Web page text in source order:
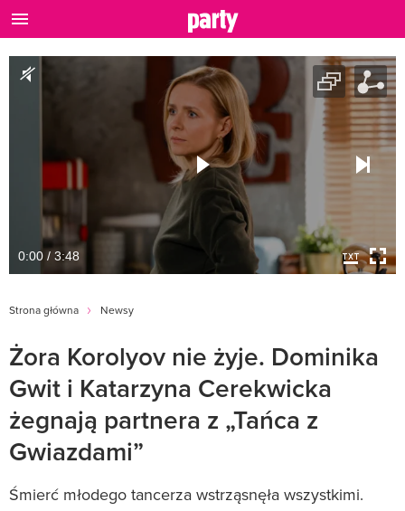
0:00 / 3:48
Strona główna Newsy
Żora Korolyov nie żyje. Dominika
Gwit i Katarzyna Cerekwicka
żegnają partnera z „Tańca z
Gwiazdami”
Śmierć młodego tancerza wstrząsnęła wszystkimi.